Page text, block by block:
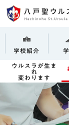
学校紹介
ウルスラが生ま
れ
変わります